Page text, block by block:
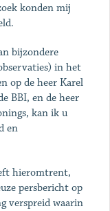
konden mij
bijzondere
in het
op de heer Karel
BBI, en de heer
kan ik u
en
hieromtrent,
persbericht op
verspreid waarin